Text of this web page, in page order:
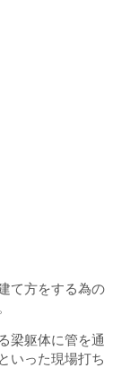
て方をする為の
梁躯体に管を通
いった現場打ち